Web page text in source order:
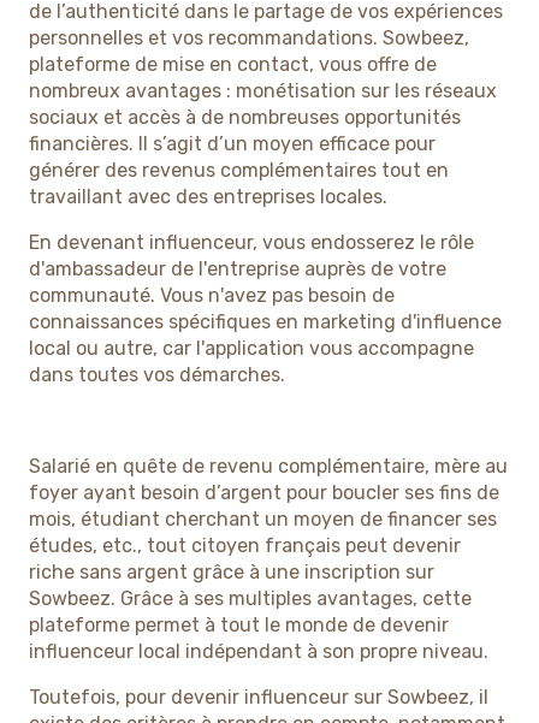
de l’authenticité dans le partage de vos expériences
personnelles et vos recommandations. Sowbeez,
plateforme de mise en contact, vous offre de
nombreux avantages : monétisation sur les réseaux
sociaux et accès à de nombreuses opportunités
financières. Il s’agit d’un moyen efficace pour
générer des revenus complémentaires tout en
travaillant avec des entreprises locales.
En devenant influenceur, vous endosserez le rôle
d'ambassadeur de l'entreprise auprès de votre
communauté. Vous n'avez pas besoin de
connaissances spécifiques en marketing d'influence
local ou autre, car l'application vous accompagne
dans toutes vos démarches.
Salarié en quête de revenu complémentaire, mère au
foyer ayant besoin d’argent pour boucler ses fins de
mois, étudiant cherchant un moyen de financer ses
études, etc., tout citoyen français peut devenir
riche sans argent grâce à une inscription sur
Sowbeez. Grâce à ses multiples avantages, cette
plateforme permet à tout le monde de devenir
influenceur local indépendant à son propre niveau.
Toutefois, pour devenir influenceur sur Sowbeez, il